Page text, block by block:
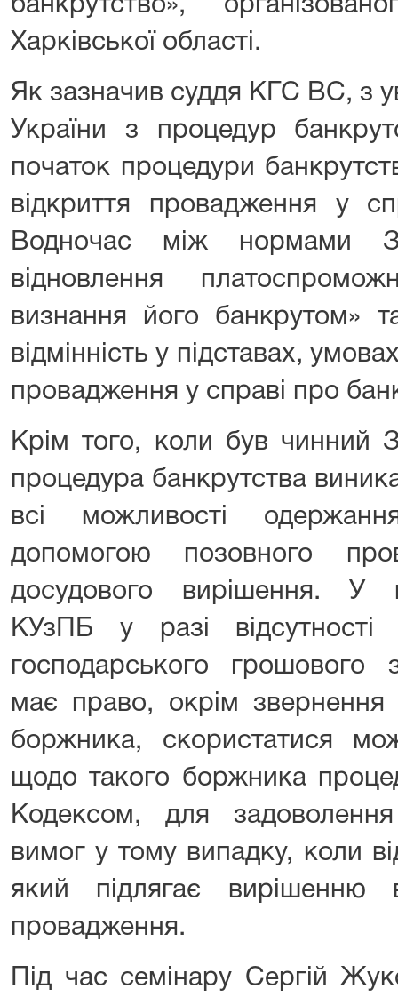
банкрутство»,
Харківської області.
Як зазначив суддя КГС ВС, з
України з процедур
початок процедури
відкриття провадження у
Водночас між нормами
відновлення
визнання його банкрутом»
відмінність у підставах,
провадження у справі про
Крім того, коли був чинний
процедура банкрутства
всі можливості
допомогою позовного
досудового вирішення. У
КУзПБ у разі відсутності
господарського грошового
має право, окрім
боржника, скористатися
щодо такого боржника
Кодексом, для
вимог у тому випадку, коли
який підлягає вирішенню
провадження.
Під час семінару Сергій